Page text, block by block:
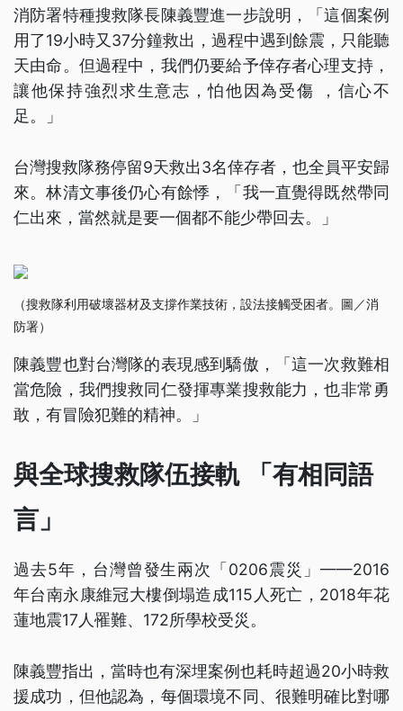
消防署特種搜救隊長陳義豐進一步說明，「這個案例
用了19小時又37分鐘救出，過程中遇到餘震，只能聽
天由命。但過程中，我們仍要給予倖存者心理支持，
讓他保持強烈求生意志，怕他因為受傷 ，信心不
足。」
台灣搜救隊務停留9天救出3名倖存者，也全員平安歸
來。林清文事後仍心有餘悸，「我一直覺得既然帶同
仁出來，當然就是要一個都不能少帶回去。」
（搜救隊利用破壞器材及支撐作業技術，設法接觸受困者。圖／消
防署）
陳義豐也對台灣隊的表現感到驕傲，「這一次救難相
當危險，我們搜救同仁發揮專業搜救能力，也非常勇
敢，有冒險犯難的精神。」
與全球搜救隊伍接軌 「有相同語
言」
過去5年，台灣曾發生兩次「0206震災」——2016
年台南永康維冠大樓倒塌造成115人死亡，2018年花
蓮地震17人罹難、172所學校受災。
陳義豐指出，當時也有深埋案例也耗時超過20小時救
援成功，但他認為，每個環境不同、很難明確比對哪